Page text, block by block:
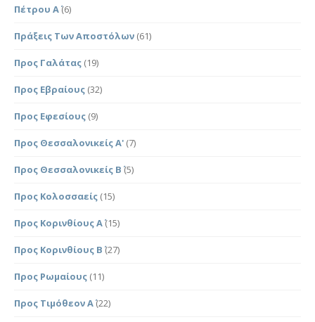
Πέτρου Α΄(6)
Πράξεις Των Αποστόλων (61)
Προς Γαλάτας (19)
Προς Εβραίους (32)
Προς Εφεσίους (9)
Προς Θεσσαλονικείς Α' (7)
Προς Θεσσαλονικείς Β΄ (5)
Προς Κολοσσαείς (15)
Προς Κορινθίους Α΄(15)
Προς Κορινθίους Β΄ (27)
Προς Ρωμαίους (11)
Προς Τιμόθεον Α΄(22)